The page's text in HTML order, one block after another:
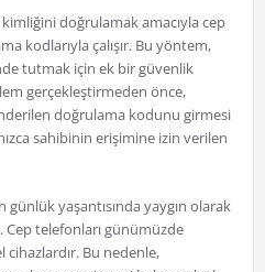
kimliğini doğrulamak amacıyla cep
kodlarıyla çalışır. Bu yöntem,
tutmak için ek bir güvenlik
gerçekleştirmeden önce,
doğrulama kodunu girmesi
sahibinin erişimine izin verilen
günlük yaşantısında yaygın olarak
Cep telefonları günümüzde
cihazlardır. Bu nedenle,